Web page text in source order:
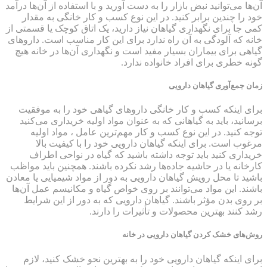
آن‌ها می‌توانید نبض بازار را به دست آورید و با استفاده از آن‌ها درآمد
خود را چندین برابر کنید. در این نوع کسب و کار خانگی به مقدار
کمی جا برای نگهداری گیاهان نیاز دارید، یک اتاق کوچک یا قسمتی از
خانه که آلودگی به آن راه ندارد برای این کار مناسب است. داروهای
گیاهی برای بیماران بسیار مفید است و نگهداری آن‌ها در خانه هیچ
گونه خطری برای افراد خانواده ندارد.
زمان جمع‌آوری گیاهان دارویی
برای اینکه کسب و کار خانگی داروهای گیاهی خود را به موفقیت
برسانید، باید به گیاهانی که به عنوان مواد اولیه خریداری می‌کنید
توجه کنید. در این نوع کسب و کار مهم‌ترین عامل ، مواد اولیه
مرغوب است. برای اینکه گیاهان دارویی خود را با کیفیت بالا
خریداری کنید باید توجه داشته باشید که گیاه در نواحی اطراف
کارخانه یا در حاشیه جاده‌ها رشد نکرده باشند. همچنین باید مواظب
باشید تا محل رویش گیاهان دارویی به دور از مواد شیمیایی یا معادن
باشند. این مواد می‌توانند بر روی خواص گیاه و مکانیسم عمل آن‌ها
بر روی بدن مؤثر باشند. گیاهان دارویی که به دور از این شرایط
رشد کنند بهترین محصولات و تأثیرات را دارند.
روش‌های خشک کردن گیاهان دارویی در خانه
برای اینکه گیاهان دارویی خود را به بهترین نحو خشک کنید، لازم